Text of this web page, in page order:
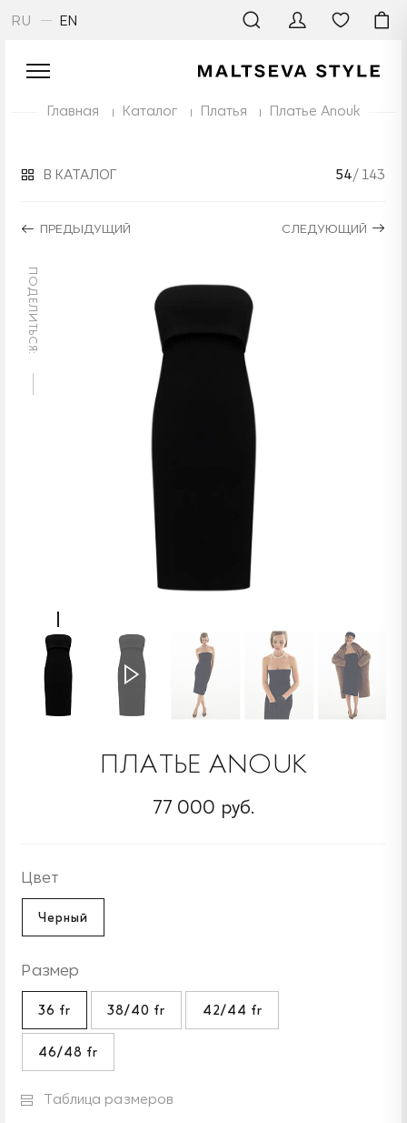
RU EN
Главная Каталог Платья Платье Anouk
В КАТАЛОГ
ПРЕДЫДУЩИЙ
54/ 143
СЛЕДУЮЩИЙ
ПОДЕЛИТЬСЯ:
ПЛАТЬЕ ANOUK
77 000 руб.
Цвет
Черный
Размер
36 fr 38/40 fr 42/44 fr
46/48 fr
Таблица размеров